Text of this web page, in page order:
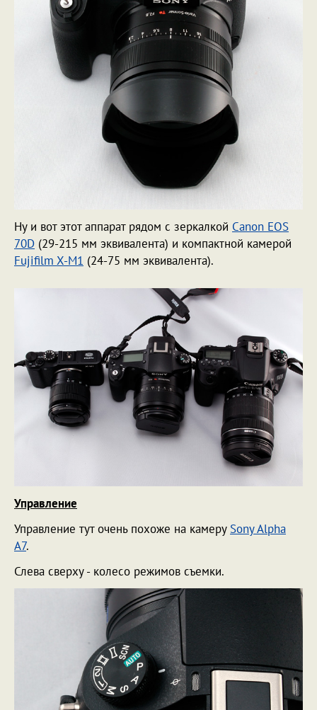
Ну и вот этот аппарат рядом с зеркалкой Canon EOS
70D (29-215 мм эквивалента) и компактной камерой
Fujifilm X-M1 (24-75 мм эквивалента).
Управление
Управление тут очень похоже на камеру Sony Alpha
A7.
Слева сверху - колесо режимов съемки.